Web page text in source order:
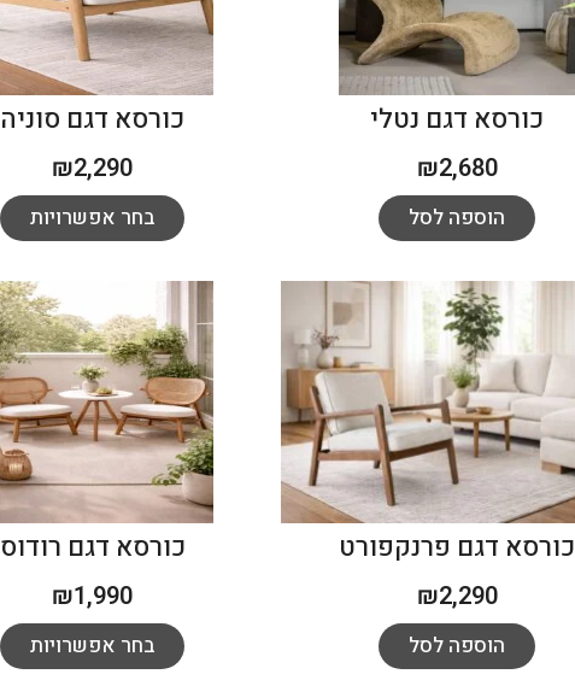
כורסא דגם נטלי
₪2,680
הוספה לסל
כורסא דגם סוניה
₪2,290
בחר אפשרויות
כורסא דגם פרנקפורט
₪2,290
הוספה לסל
כורסא דגם רודוס
₪1,990
בחר אפשרויות